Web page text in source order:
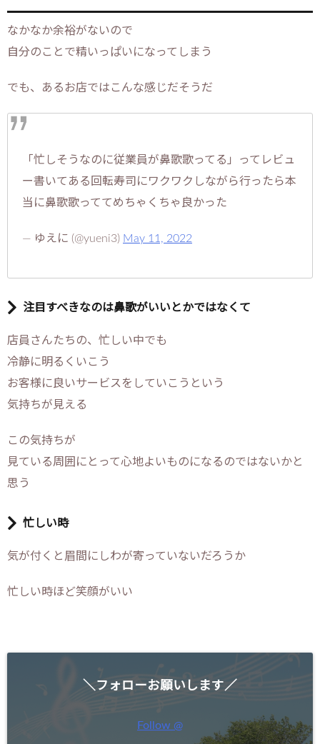
なかなか余裕がないので
自分のことで精いっぱいになってしまう
でも、あるお店ではこんな感じだそうだ
「忙しそうなのに従業員が鼻歌歌ってる」ってレビュ
ー書いてある回転寿司にワクワクしながら行ったら本
当に鼻歌歌っててめちゃくちゃ良かった
— ゆえに (@yueni3) May 11, 2022
注目すべきなのは鼻歌がいいとかではなくて
店員さんたちの、忙しい中でも
冷静に明るくいこう
お客様に良いサービスをしていこうという
気持ちが見える
この気持ちが
見ている周囲にとって心地よいものになるのではないかと
思う
忙しい時
気が付くと眉間にしわが寄っていないだろうか
忙しい時ほど笑顔がいい
＼フォローお願いします／
Follow @